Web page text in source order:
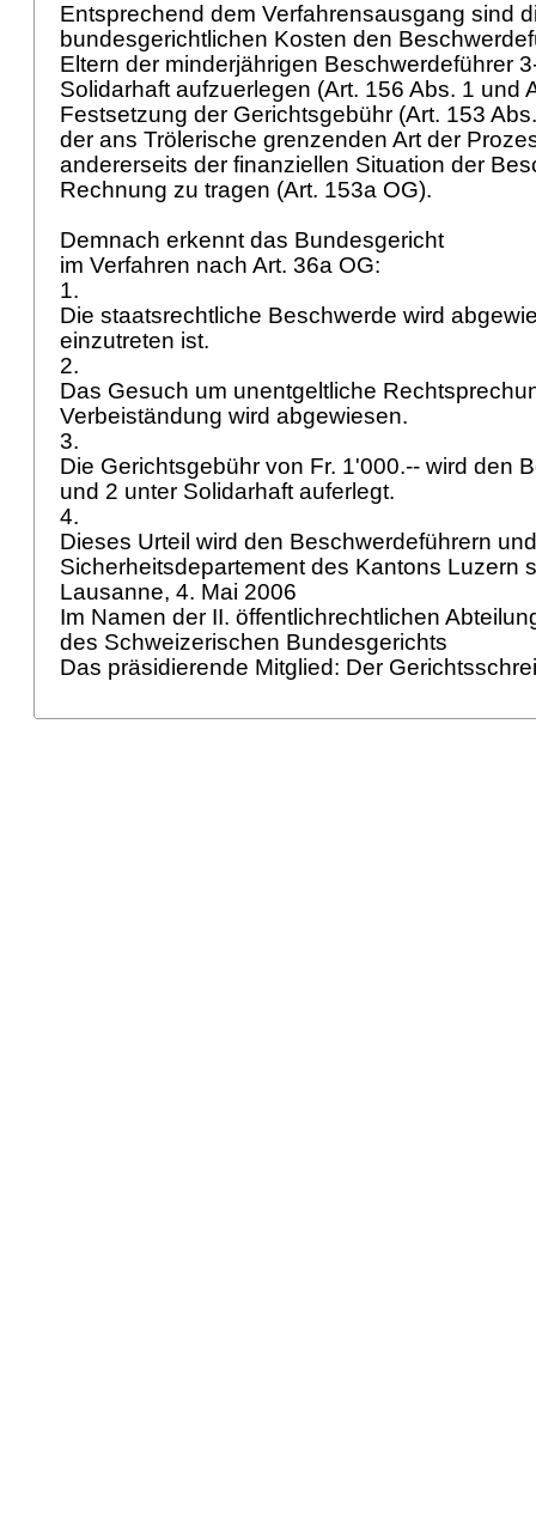
Entsprechend dem Verfahrensausgang sind
bundesgerichtlichen Kosten den
Eltern der minderjährigen Beschwerdeführer
Solidarhaft aufzuerlegen (Art. 156 Abs. 1 und
Festsetzung der Gerichtsgebühr (Art. 153
der ans Trölerische grenzenden Art der
andererseits der finanziellen Situation der
Rechnung zu tragen (Art. 153a OG).
Demnach erkennt das Bundesgericht
im Verfahren nach Art. 36a OG:
1.
Die staatsrechtliche Beschwerde wird
einzutreten ist.
2.
Das Gesuch um unentgeltliche
Verbeiständung wird abgewiesen.
3.
Die Gerichtsgebühr von Fr. 1'000.-- wird den
und 2 unter Solidarhaft auferlegt.
4.
Dieses Urteil wird den Beschwerdeführern
Sicherheitsdepartement des Kantons Luzern
Lausanne, 4. Mai 2006
Im Namen der II. öffentlichrechtlichen
des Schweizerischen Bundesgerichts
Das präsidierende Mitglied: Der